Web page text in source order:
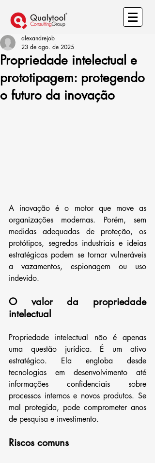
Propriedade intelectual e
prototipagem: protegendo
o futuro da inovação
alexandrejob
23 de ago. de 2025
A inovação é o motor que move as
organizações modernas. Porém, sem
medidas adequadas de proteção, os
protótipos, segredos industriais e ideias
estratégicas podem se tornar vulneráveis
a vazamentos, espionagem ou uso
indevido.
O valor da propriedade
intelectual
Propriedade intelectual não é apenas
uma questão jurídica. É um ativo
estratégico. Ela engloba desde
tecnologias em desenvolvimento até
informações confidenciais sobre
processos internos e novos produtos. Se
mal protegida, pode comprometer anos
de pesquisa e investimento.
Riscos comuns